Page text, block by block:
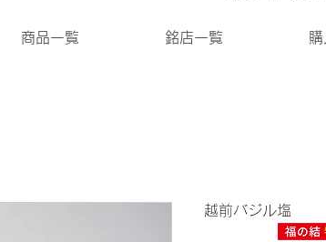
商品一覧 銘店一覧
越前バジル塩